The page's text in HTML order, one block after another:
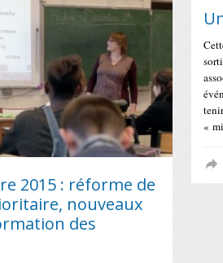
2015 : réforme de
nouveaux
des
«